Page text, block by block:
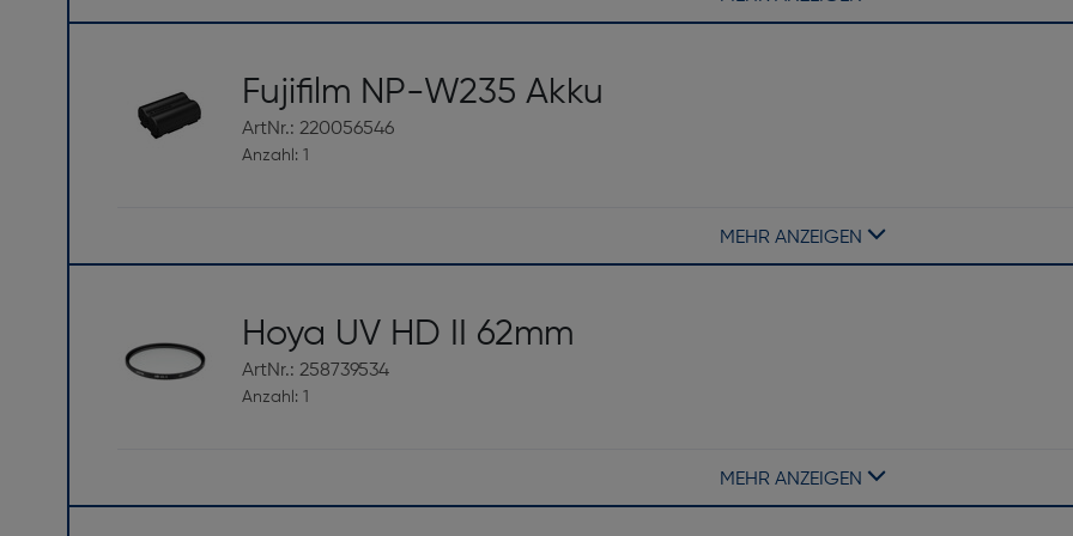
Bildschirmtyp: Farb-LCD
Bildschirmauflösung [dot]: 2360000
Externer Blitz-Anschluss: Ja
Zubehörschuh: Ja
Integrierter Intervall-Timer: Ja
Serienbildaufnahme: CH Elektronischer Verschluss ca. 2,2 Bilder/Sek.
Stativgewinde: Ja
Fujifilm NP-W235 Akku
ArtNr.: 220056546
Anzahl: 1
MEHR ANZEIGEN
Hoya UV HD II 62mm
ArtNr.: 258739534
Anzahl: 1
MEHR ANZEIGEN